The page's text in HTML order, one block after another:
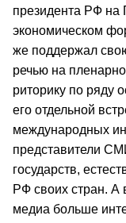
президента РФ на
экономическом
же поддержал
речью на
риторику по ряду
его отдельной
международных
представители
государств,
РФ своих стран. А
медиа больше